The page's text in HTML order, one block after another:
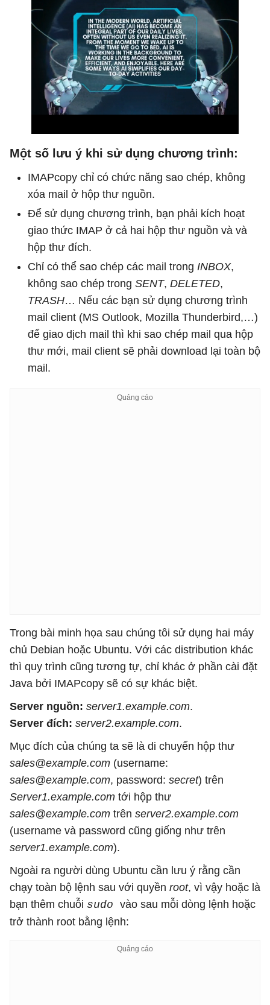
Một số lưu ý khi sử dụng chương trình:
IMAPcopy chỉ có chức năng sao chép, không
xóa mail ở hộp thư nguồn.
Để sử dụng chương trình, bạn phải kích hoạt
giao thức IMAP ở cả hai hộp thư nguồn và và
hộp thư đích.
Chỉ có thể sao chép các mail trong INBOX,
không sao chép trong SENT, DELETED,
TRASH… Nếu các bạn sử dụng chương trình
mail client (MS Outlook, Mozilla Thunderbird,…)
để giao dịch mail thì khi sao chép mail qua hộp
thư mới, mail client sẽ phải download lại toàn bộ
mail.
Trong bài minh họa sau chúng tôi sử dụng hai máy
chủ Debian hoặc Ubuntu. Với các distribution khác
thì quy trình cũng tương tự, chỉ khác ở phần cài đặt
Java bởi IMAPcopy sẽ có sự khác biệt.
Server nguồn: server1.example.com.
Server đích: server2.example.com.
Mục đích của chúng ta sẽ là di chuyển hộp thư
sales@example.com (username:
sales@example.com, password: secret) trên
Server1.example.com tới hộp thư
sales@example.com trên server2.example.com
(username và password cũng giống như trên
server1.example.com).
Ngoài ra người dùng Ubuntu cần lưu ý rằng cần
chạy toàn bộ lệnh sau với quyền root, vì vậy hoặc là
bạn thêm chuỗi sudo vào sau mỗi dòng lệnh hoặc
trở thành root bằng lệnh: